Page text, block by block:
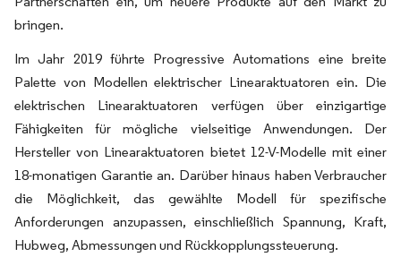
bringen.
Im Jahr 2019 führte Progressive Automations eine breite
Palette von Modellen elektrischer Linearaktuatoren ein. Die
elektrischen Linearaktuatoren verfügen über einzigartige
Fähigkeiten für mögliche vielseitige Anwendungen. Der
Hersteller von Linearaktuatoren bietet 12-V-Modelle mit einer
18-monatigen Garantie an. Darüber hinaus haben Verbraucher
die Möglichkeit, das gewählte Modell für spezifische
Anforderungen anzupassen, einschließlich Spannung, Kraft,
Hubweg, Abmessungen und Rückkopplungssteuerung.